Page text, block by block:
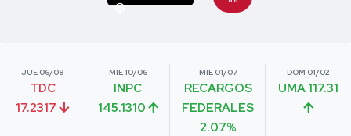
JUE 06/08
TDC
17.2317
MIE 10/06
INPC
145.1310
MIE 01/07
RECARGOS
FEDERALES
2.07%
DOM 01/02
UMA 117.31